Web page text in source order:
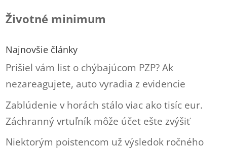
Životné minimum
Najnovšie články
Prišiel vám list o chýbajúcom PZP? Ak
nezareagujete, auto vyradia z evidencie
Zablúdenie v horách stálo viac ako tisíc eur.
Záchranný vrtuľník môže účet ešte zvýšiť
Niektorým poistencom už výsledok ročného